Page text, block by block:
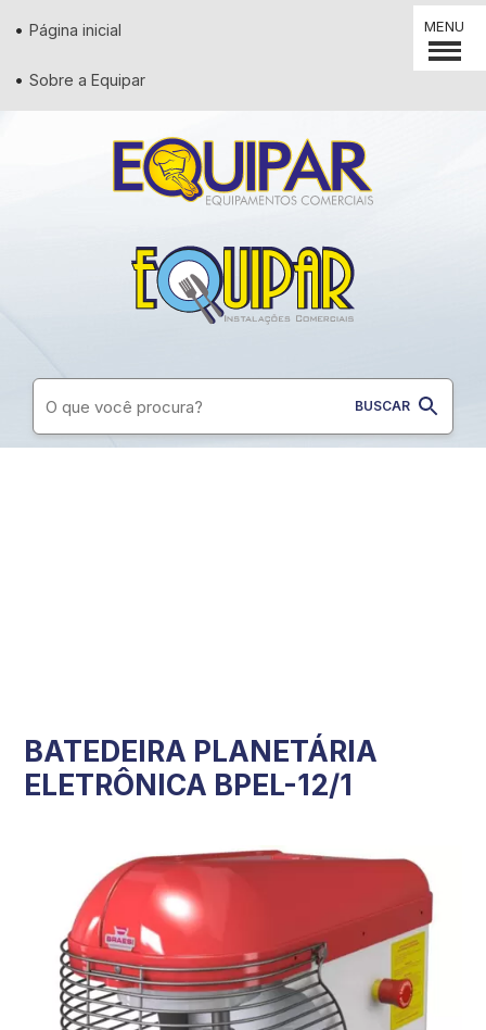
MENU
Padaria
Restaurantes
Lanchonetes
Açougues
Pizzaria
Página inicial
Sobre a Equipar
BATEDEIRA PLANETÁRIA
ELETRÔNICA BPEL-12/1